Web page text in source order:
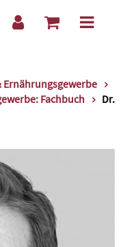
Fachbuch
Dr.